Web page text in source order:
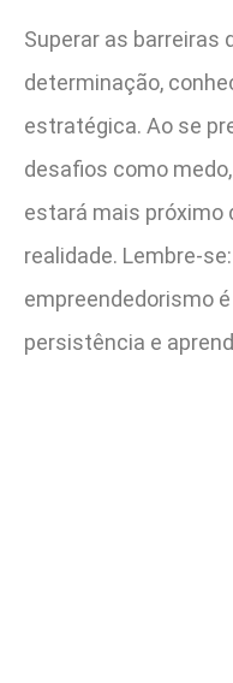
Superar as barreiras
determinação,
estratégica. Ao se
desafios como
estará mais próximo
realidade. Lembre-
empreendedorismo
persistência e